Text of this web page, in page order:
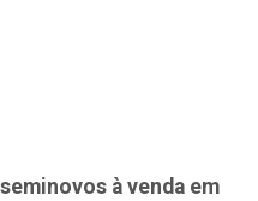
à venda em